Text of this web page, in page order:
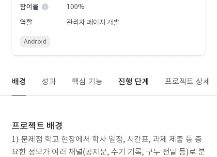
참여율
100%
역할
관리자 페이지 개발
Android
배경 성과 핵심 기능 진행 단계 프로젝트 상세
프로젝트 배경
1) 문제점 학교 현장에서 학사 일정, 시간표, 과제 제출 등 중
요한 정보가 여러 채널(공지문, 수기 기록, 구두 전달 등)로 분